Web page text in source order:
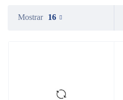
Mostrar 16